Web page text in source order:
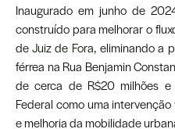
Inaugurado em junho de
construído para melhorar o
deJuiz de Fora, eliminando a
férrea na Rua Benjamin
de cerca de R$20 milhões
Federal como uma
e melhoria da mobilidade